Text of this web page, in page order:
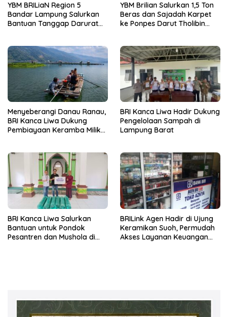
YBM BRILiaN Region 5
Bandar Lampung Salurkan
Bantuan Tanggap Darurat
YBM Brilian Salurkan 1,5 Ton
Beras dan Sajadah Karpet
ke Ponpes Darut Tholibin
Menyeberangi Danau Ranau,
BRI Kanca Liwa Dukung
Pembiayaan Keramba Milik
BRI Kanca Liwa Hadir Dukung
Pengelolaan Sampah di
Lampung Barat
BRI Kanca Liwa Salurkan
Bantuan untuk Pondok
Pesantren dan Mushola di
BRILink Agen Hadir di Ujung
Keramikan Suoh, Permudah
Akses Layanan Keuangan